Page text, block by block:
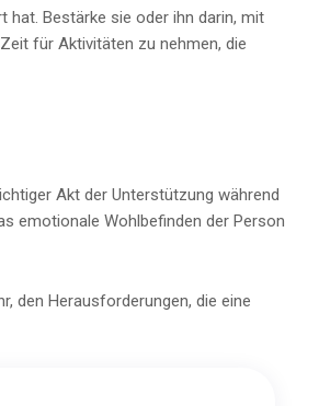
hat. Bestärke sie oder ihn darin, mit
für Aktivitäten zu nehmen, die
Akt der Unterstützung während
emotionale Wohlbefinden der Person
den Herausforderungen, die eine